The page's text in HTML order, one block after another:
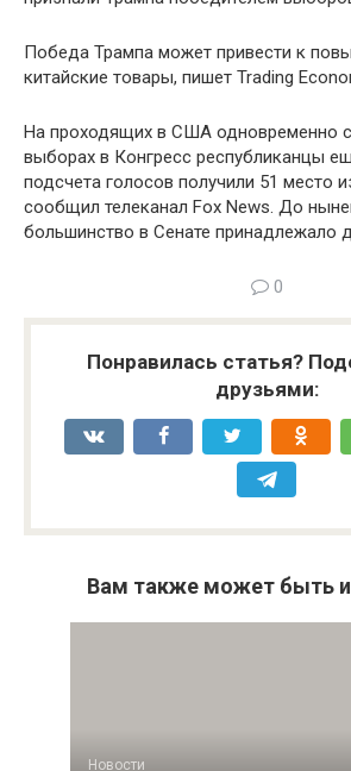
Победа Трампа может привести к
китайские товары, пишет Trading
На проходящих в США одновременно с
выборах в Конгресс республиканцы
подсчета голосов получили 51 место
сообщил телеканал Fox News. До
большинство в Сенате принадлежало
0
Понравилась статья?
друзьями:
Вам также может быть
Новости